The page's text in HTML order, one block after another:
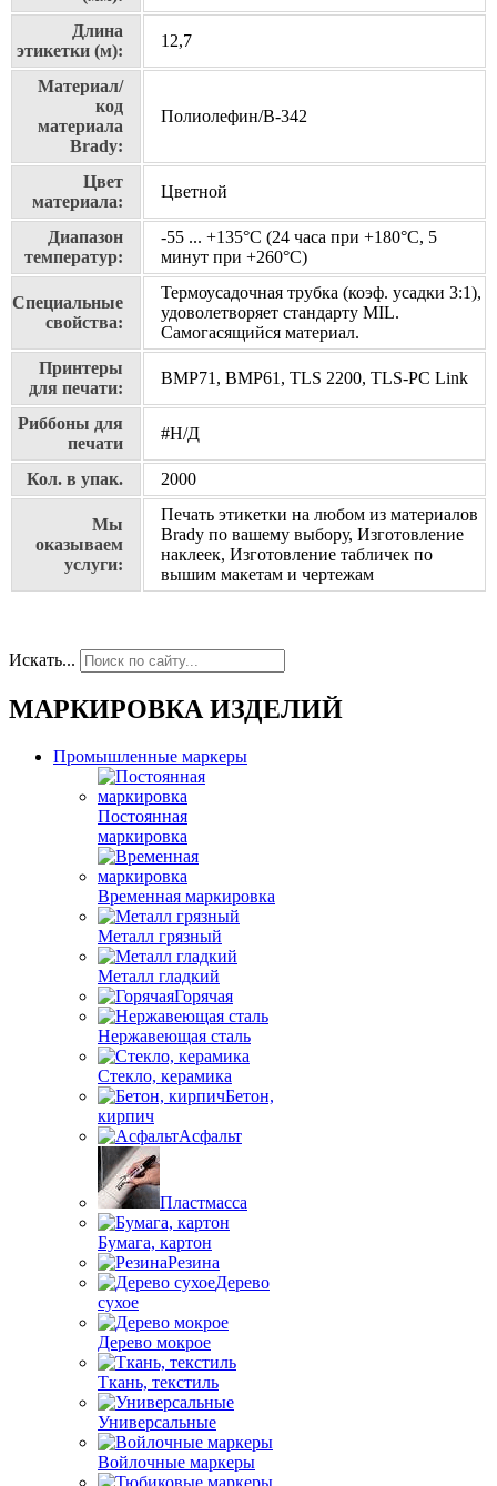
Длина
этикетки (м):
12,7
Материал/
код
материала
Brady:
Полиолефин/В-342
Цвет
материала:
Цветной
Диапазон
температур:
-55 ... +135°С (24 часа при +180°С, 5
минут при +260°С)
Специальные
свойства:
Термоусадочная трубка (коэф. усадки 3:1),
удоволетворяет стандарту MIL.
Самогасящийся материал.
Принтеры
для печати:
BMP71, BMP61, TLS 2200, TLS-PC Link
Риббоны для
печати
#Н/Д
Кол. в упак. 2000
Мы
оказываем
услуги:
Печать этикетки на любом из материалов
Brady по вашему выбору, Изготовление
наклеек, Изготовление табличек по
вышим макетам и чертежам
Искать...
МАРКИРОВКА ИЗДЕЛИЙ
Промышленные маркеры
Постоянная
маркировка
Временная маркировка
Металл грязный
Металл гладкий
Горячая
Нержавеющая сталь
Стекло, керамика
Бетон,
кирпич
Асфальт
Пластмасса
Бумага, картон
Резина
Дерево
сухое
Дерево мокрое
Ткань, текстиль
Универсальные
Войлочные маркеры